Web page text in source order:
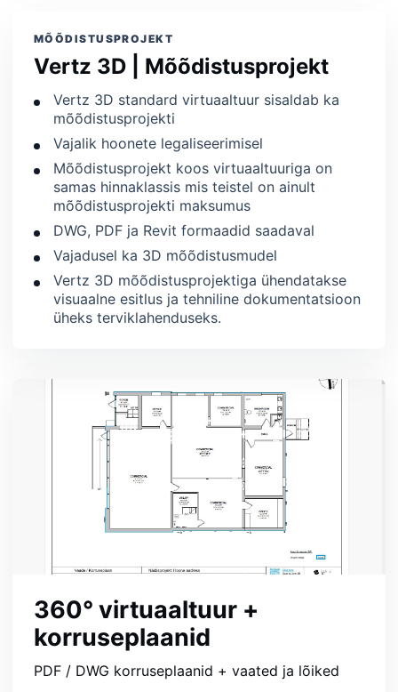
MÕÕDISTUSPROJEKT
Vertz 3D | Mõõdistusprojekt
Vertz 3D standard virtuaaltuur sisaldab ka
mõõdistusprojekti
Vajalik hoonete legaliseerimisel
Mõõdistusprojekt koos virtuaaltuuriga on
samas hinnaklassis mis teistel on ainult
mõõdistusprojekti maksumus
DWG, PDF ja Revit formaadid saadaval
Vajadusel ka 3D mõõdistusmudel
Vertz 3D mõõdistusprojektiga ühendatakse
visuaalne esitlus ja tehniline dokumentatsioon
üheks terviklahenduseks.
360° virtuaaltuur +
korruseplaanid
PDF / DWG korruseplaanid + vaated ja lõiked